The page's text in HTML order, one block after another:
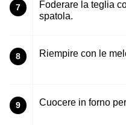
7
Foderare la teglia
spatola.
8 Riempire con le
9 Cuocere in forno